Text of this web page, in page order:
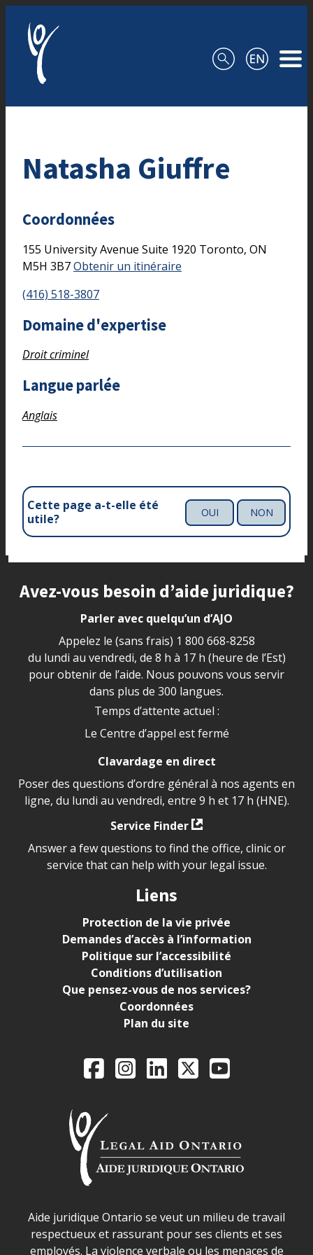
Natasha Giuffre
Coordonnées
155 University Avenue Suite 1920 Toronto, ON
M5H 3B7Obtenir un itinéraire
(416) 518-3807
Domaine d'expertise
Droit criminel
Langue parlée
Anglais
Cette page a-t-elle été
utile?
OUI NON
Site footer
Avez-vous besoin d’aide juridique?
Parler avec quelqu’un d’AJO
Appelez le (sans frais) 1 800 668-8258
du lundi au vendredi, de 8 h à 17 h (heure de l’Est)
pour obtenir de l’aide. Nous pouvons vous servir
dans plus de 300 langues.
Temps d’attente actuel :
Le Centre d’appel est fermé
Clavardage en direct
Poser des questions d’ordre général à nos agents en
ligne, du lundi au vendredi, entre 9 h et 17 h (HNE).
Service Finder
Answer a few questions to find the office, clinic or
service that can help with your legal issue.
Liens
Protection de la vie privée
Demandes d’accès à l’information
Politique sur l’accessibilité
Conditions d’utilisation
Que pensez-vous de nos services?
Coordonnées
Plan du site
Legal Aid Ontario
FacebookInstagram
LinkedIn
X YouTube
Déclaration sur la sécurité dans les locaux d'AJO.
Aide juridique Ontario se veut un milieu de travail
respectueux et rassurant pour ses clients et ses
employés. La violence verbale ou les menaces de